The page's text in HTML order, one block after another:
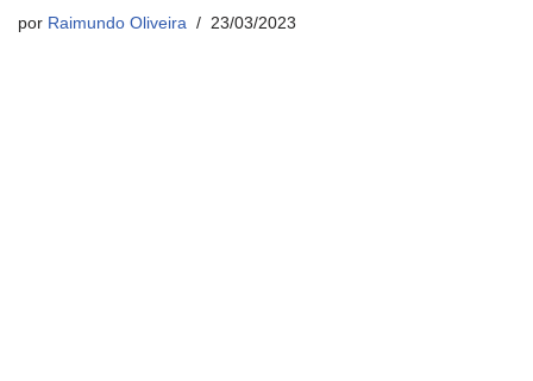
por Raimundo Oliveira 23/03/2023